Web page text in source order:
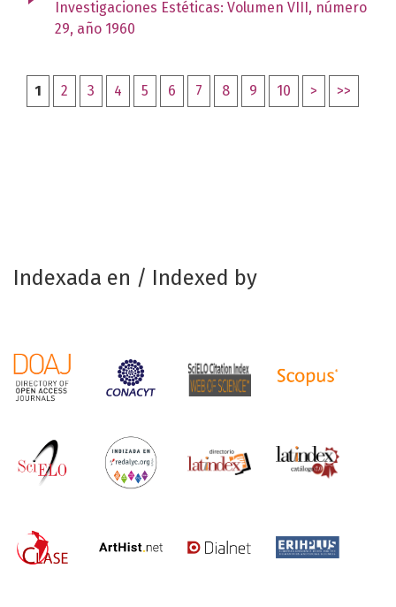
Investigaciones Estéticas: Volumen VIII, número
29, año 1960
1 2 3 4 5 6 7 8 9 10 > >>
Indexada en / Indexed by